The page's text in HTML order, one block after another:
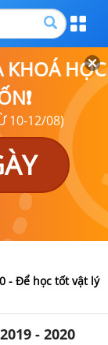
KHOÁ HỌC
10-12/08)
- Để học tốt vật lý
- 2020